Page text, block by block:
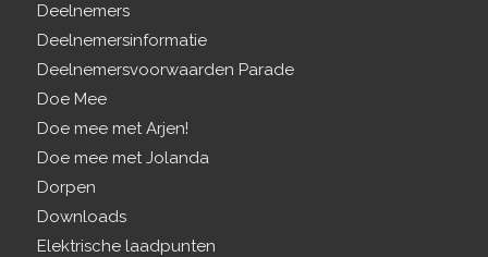
Deelnemers
Deelnemersinformatie
Deelnemersvoorwaarden Parade
Doe Mee
Doe mee met Arjen!
Doe mee met Jolanda
Dorpen
Downloads
Elektrische laadpunten